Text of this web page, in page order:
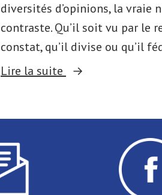
diversités d’opinions, la vraie
contraste. Qu’il soit vu par le
constat, qu’il divise ou qu’il
Lire la suite
« Vernissage